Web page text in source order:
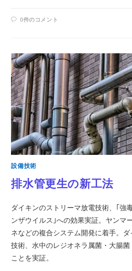
0件のコメント
設備技術
排水管更生の新工法
ダイキンのストリーマ放電技術、｢強
ンザウイルス｣への効果実証。ヤンマ
ネなどの複合システム開発に着手。
技術、水中のレジオネラ属菌・大腸
ことを実証。